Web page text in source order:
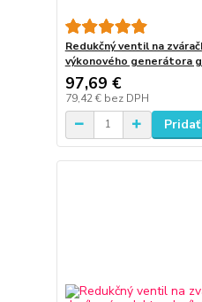
Redukčný ventil na
výkonového generátora
97,69 €
79,42 € bez DPH